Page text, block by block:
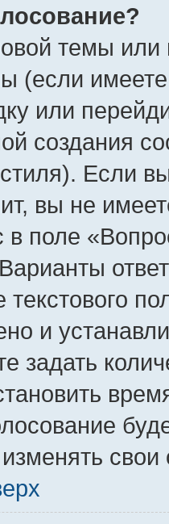
темы или
(если
или
создания
Если
вы не
в поле
текстового
и
задать
свои